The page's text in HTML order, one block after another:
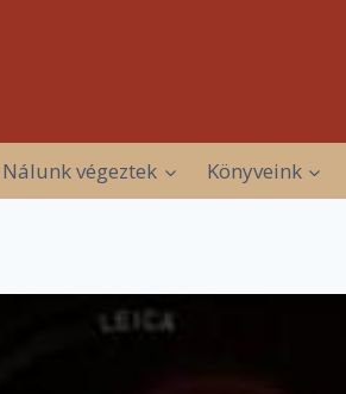
Nálunk végeztek Könyveink